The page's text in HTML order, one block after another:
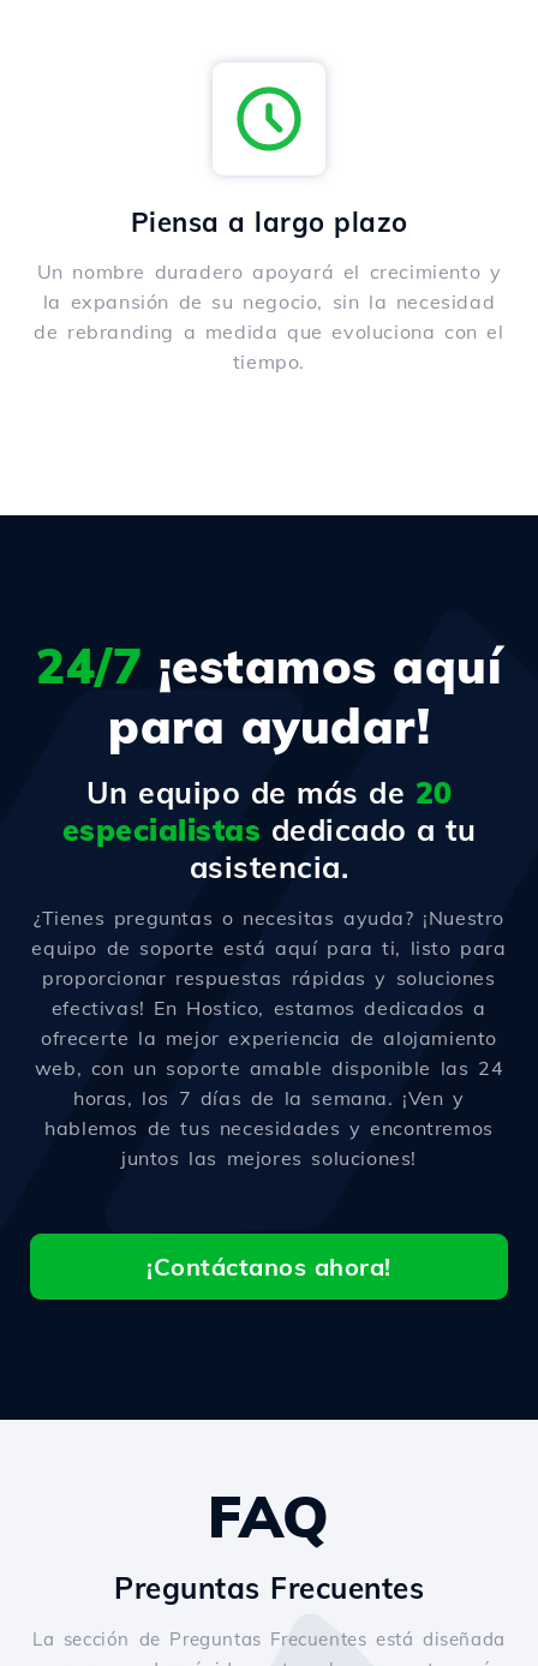
Piensa a largo plazo
Un nombre duradero apoyará el crecimiento y
la expansión de su negocio, sin la necesidad
de rebranding a medida que evoluciona con el
tiempo.
24/7 ¡estamos aquí
para ayudar!
Un equipo de más de 20
especialistas dedicado a tu
asistencia.
¿Tienes preguntas o necesitas ayuda? ¡Nuestro
equipo de soporte está aquí para ti, listo para
proporcionar respuestas rápidas y soluciones
efectivas! En Hostico, estamos dedicados a
ofrecerte la mejor experiencia de alojamiento
web, con un soporte amable disponible las 24
horas, los 7 días de la semana. ¡Ven y
hablemos de tus necesidades y encontremos
juntos las mejores soluciones!
¡Contáctanos ahora!
FAQ
Preguntas Frecuentes
La sección de Preguntas Frecuentes está diseñada